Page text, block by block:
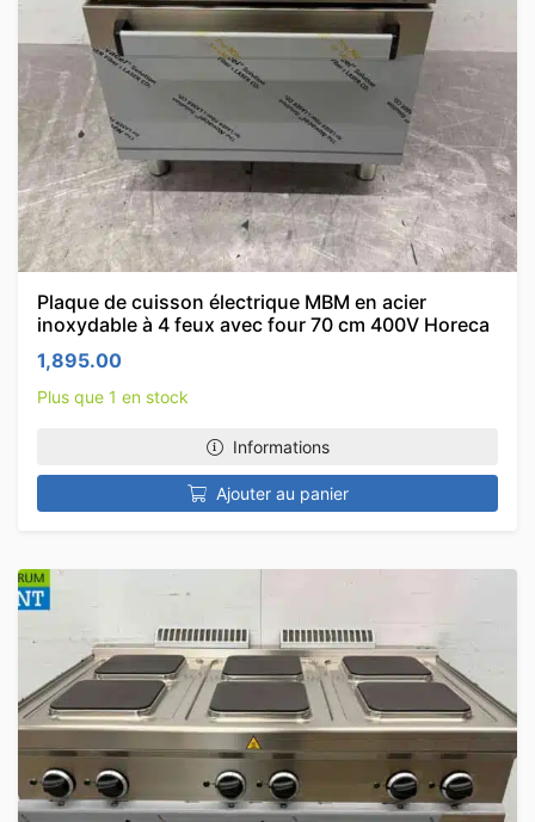
Plaque de cuisson électrique MBM en acier
inoxydable à 4 feux avec four 70 cm 400V Horeca
1,895.00
Plus que 1 en stock
Informations
Ajouter au panier